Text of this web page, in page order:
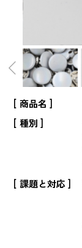
商品名
種別
課題と対応